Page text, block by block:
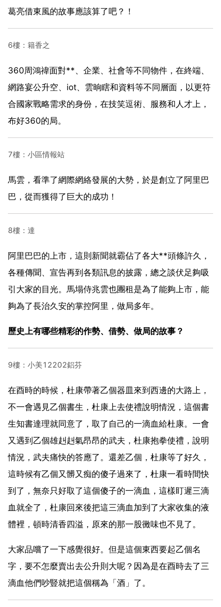
葛亮借東風的故事應該算了吧？！
6樓：籍香之
360周鴻禕面對**、企業、社會等不同物件，在終端、
網路宴公升空、iot、雲晌瞎和資料等不同層面，以更符
合國家戰略需求的身份，在技笑逗術、服務和人才上，
布好360的局。
7樓：小區情報站
馬雲，看準了網際網絡發展的大勢，於是創立了阿里巴
巴，從而獲得了巨大的成功！
8樓：達
阿里巴巴的上市，這則新聞就霸佔了各大**頭條許久，
各種傳聞、宣告再到各類訊息的披露，總之談伏足夠吸
引大家的目光。馬塌侍兆雲也團租是為了能夠上市，能
夠為了長治久安的掌控阿里，做局多年。
歷史上有哪些精彩的作勢、借勢、做局的故事？
9樓：小美12202鋁芬
在酉時的時候，杜康帶著乙個器皿來到西邊的大路上，
不一會遇見乙個書生，杜康上去使禮說明情況，這個書
生知書達理就同意了，取了自己的一滴血給杜康。一會
又遇到乙個雄赳赳氣昂昂的武夫，杜康抱拳使禮，說明
情況，武夫痛快的答應了。還差乙個，杜康等了好久，
這時候有乙個又髒又痴的傻子過來了，杜康一看時間快
到了，無奈只好取了這個傻子的一滴血，這樣盯遲三滴
血就全了，杜康回來後把這三滴血加到了大家收集的液
體裡，頓時清香四溢，原來的那一股黴味也不見了。
大家品嚐了一下感覺很好。但是這個東西要起乙個名
字，要不怎麼賣出去公升則大呢？因為是在酉時去了三
滴血他們吵豎就把這個稱為「酒」了。